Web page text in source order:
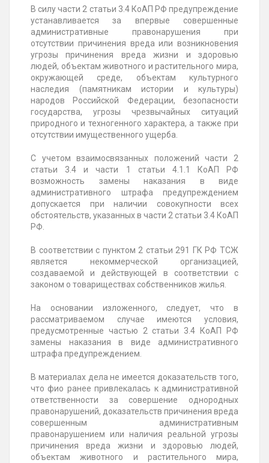
В силу части 2 статьи 3.4 КоАП РФ предупреждение
устанавливается за впервые совершенные
административные правонарушения при
отсутствии причинения вреда или возникновения
угрозы причинения вреда жизни и здоровью
людей, объектам животного и растительного мира,
окружающей среде, объектам культурного
наследия (памятникам истории и культуры)
народов Российской Федерации, безопасности
государства, угрозы чрезвычайных ситуаций
природного и техногенного характера, а также при
отсутствии имущественного ущерба.
С учетом взаимосвязанных положений части 2
статьи 3.4 и части 1 статьи 4.1.1 КоАП РФ
возможность замены наказания в виде
административного штрафа предупреждением
допускается при наличии совокупности всех
обстоятельств, указанных в части 2 статьи 3.4 КоАП
РФ.
В соответствии с пунктом 2 статьи 291 ГК РФ ТСЖ
является некоммерческой организацией,
создаваемой и действующей в соответствии с
законом о товариществах собственников жилья.
На основании изложенного, следует, что в
рассматриваемом случае имеются условия,
предусмотренные частью 2 статьи 3.4 КоАП РФ
замены наказания в виде административного
штрафа предупреждением.
В материалах дела не имеется доказательств того,
чтофио ранее привлекалась к административной
ответственности за совершение однородных
правонарушений, доказательств причинения вреда
совершенным административным
правонарушением или наличия реальной угрозы
причинения вреда жизни и здоровью людей,
объектам животного и растительного мира,